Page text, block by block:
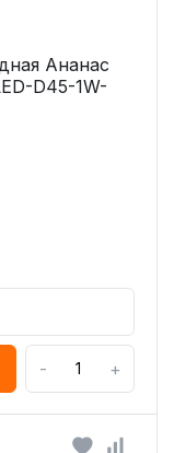
Ананас
D45-1W-
- +